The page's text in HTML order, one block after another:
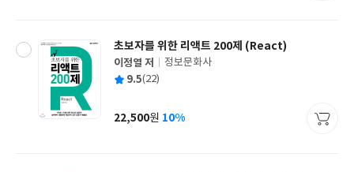
초보자를 위한 리액트 200제 (React)
글
쓴
이정열 저
출
사
정보문화사
평 9.5(22)
가
22,500원 10%